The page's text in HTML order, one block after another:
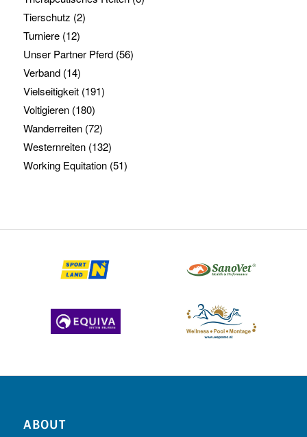
Tierschutz (2)
Turniere(12)
Unser Partner Pferd(56)
Verband(14)
Vielseitigkeit(191)
Voltigieren(180)
Wanderreiten(72)
Westernreiten(132)
Working Equitation(51)
ABOUT